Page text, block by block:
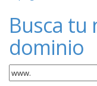
Busca tu
dominio